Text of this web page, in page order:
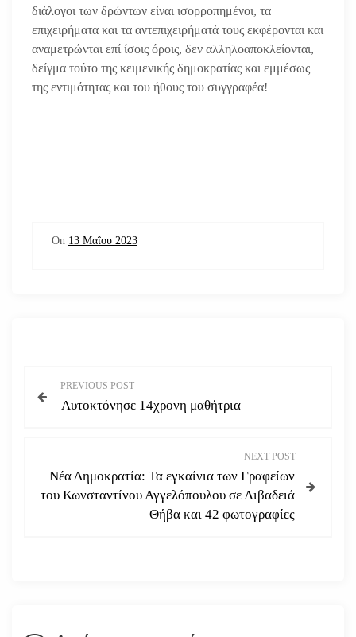
διάλογοι των δρώντων είναι ισορροπημένοι, τα
επιχειρήματα και τα αντεπιχειρήματά τους εκφέρονται και
αναμετρώνται επί ίσοις όροις, δεν αλληλοαποκλείονται,
δείγμα τούτο της κειμενικής δημοκρατίας και εμμέσως
της εντιμότητας και του ήθους του συγγραφέα!
On 13 Μαΐου 2023
PREVIOUS POST
Αυτοκτόνησε 14χρονη μαθήτρια
NEXT POST
Νέα Δημοκρατία: Τα εγκαίνια των Γραφείων
του Κωνσταντίνου Αγγελόπουλου σε Λιβαδειά
– Θήβα και 42 φωτογραφίες